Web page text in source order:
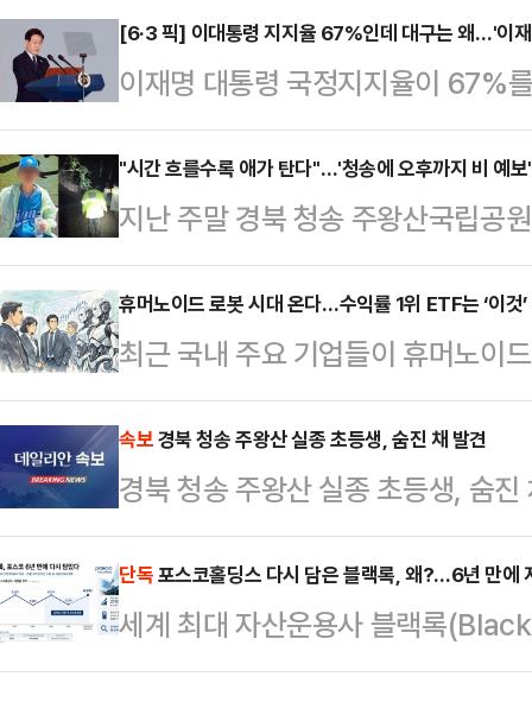
[6·3 픽] 이대통령 지지율 67%인데 대구는 왜…'이
이재명 대통령 국정지지율이 67%
서는 여야가 오차범위 내 초박빙 접
과'가 대구에서만큼은 온전히 작동
이다. 정치권에서는 이른바 '샤이
동하고 있다는 분석을 내놨다
28~29일 무선 100% 전화면접 방
이 대통령 국정 긍정평가는 61%,
면 대구 민심도 이 대…
"시간 흐를수록 애가 탄다"…'청송에 오후까지 비 예
지난 주말 경북 청송 주왕산국립공
당국이 사흘째 수색 작업을 벌이고
경찰과 소방은 헬기와 대규모 인력
방본부는 야간 수색에서 인력 80명
원 12명)과 열화상 카메라가 장착
관계자는 12일 "전날 야간 수색은
특별히 발견된 점은 없었다"면서 "
혔다.수색대는…
휴머노이드 로봇 시대 온다…수익률 1위 ETF는 ‘이것’
최근 국내 주요 기업들이 휴머노이
대한 시장 기대감이 커지고 있다.이
‘ACE K휴머노이드로봇산업
중 1위를 차지했다.12일 한국거래
이드로봇산업TOP2+’의 최근 1개
내 상장된 휴머노이드 ETF 8종목
해당 ETF는 지난달 7일 상장 이후
달성…
속보경북 청송 주왕산 실종 초등생, 숨진 채 발견
경북 청송 주왕산 실종 초등생, 숨진
단독포스코홀딩스 다시 담은 블랙록, 왜?…6년 만에
세계 최대 자산운용사 블랙록
분을 다시 6%대로 끌어올렸다. 아